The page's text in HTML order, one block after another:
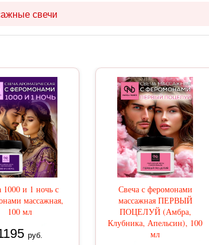
свечи
1000 и 1 ночь с
массажная,
100 мл
руб.
Свеча с феромонами
массажная ПЕРВЫЙ
ПОЦЕЛУЙ (Амбра,
Клубника, Апельсин), 100
мл